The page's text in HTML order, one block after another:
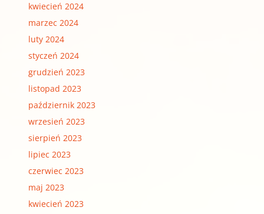
kwiecień 2024
marzec 2024
luty 2024
styczeń 2024
grudzień 2023
listopad 2023
październik 2023
wrzesień 2023
sierpień 2023
lipiec 2023
czerwiec 2023
maj 2023
kwiecień 2023